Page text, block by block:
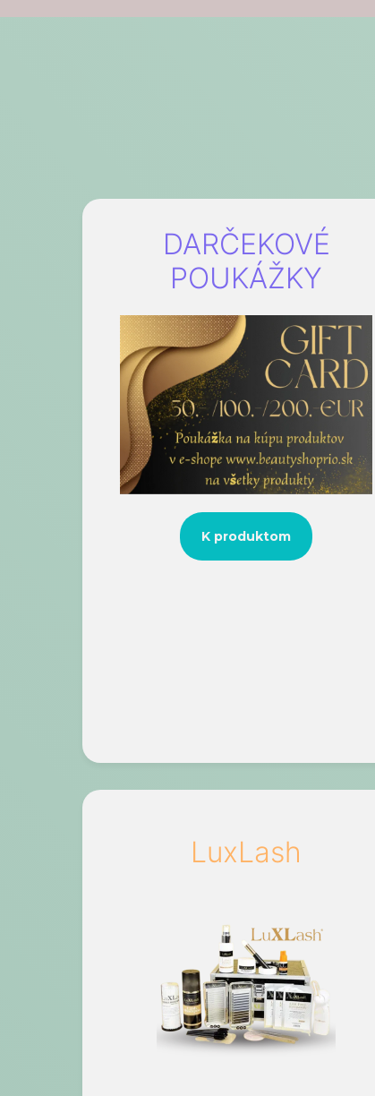
DARČEKOVÉ
POUKÁŽKY
K produktom
LuxLash